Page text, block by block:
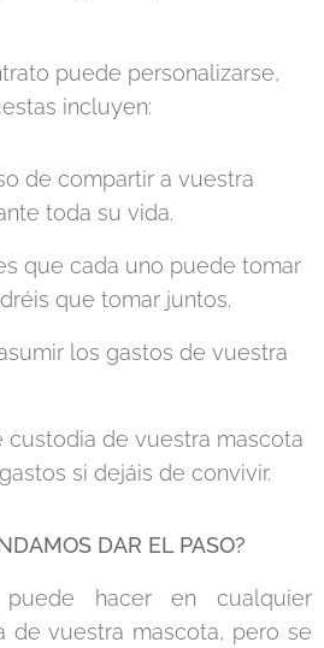
puede personalizarse,
incluyen:
de compartir a vuestra
toda su vida.
que cada uno puede tomar
que tomar juntos.
los gastos de vuestra
custodia de vuestra mascota
si dejáis de convivir.
DAR EL PASO?
hacer en cualquier
de vuestra mascota, pero se